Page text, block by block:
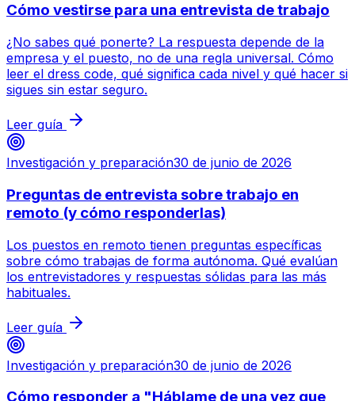
Cómo vestirse para una entrevista de trabajo
¿No sabes qué ponerte? La respuesta depende de la
empresa y el puesto, no de una regla universal. Cómo
leer el dress code, qué significa cada nivel y qué hacer si
sigues sin estar seguro.
Leer guía
Investigación y preparación30 de junio de 2026
Preguntas de entrevista sobre trabajo en
remoto (y cómo responderlas)
Los puestos en remoto tienen preguntas específicas
sobre cómo trabajas de forma autónoma. Qué evalúan
los entrevistadores y respuestas sólidas para las más
habituales.
Leer guía
Investigación y preparación30 de junio de 2026
Cómo responder a "Háblame de una vez que